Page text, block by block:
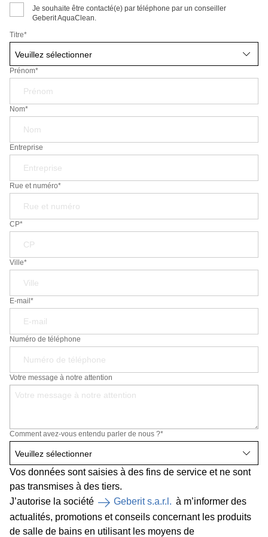
professionnel ou le service client de Geberit pour une
Je souhaite être contacté(e) par téléphone par un conseiller
Geberit AquaClean.
Titre*
Prénom*
Nom*
Entreprise
Rue et numéro*
CP*
Ville*
E-mail*
Numéro de téléphone
Votre message à notre attention
Comment avez-vous entendu parler de nous ?*
Vos données sont saisies à des fins de service et ne sont
pas transmises à des tiers.
J’autorise la société
Geberit s.a.r.l. à m’informer des
actualités, promotions et conseils concernant les produits
de salle de bains en utilisant les moyens de